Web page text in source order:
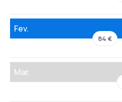
Fev.
84 €
Mar.